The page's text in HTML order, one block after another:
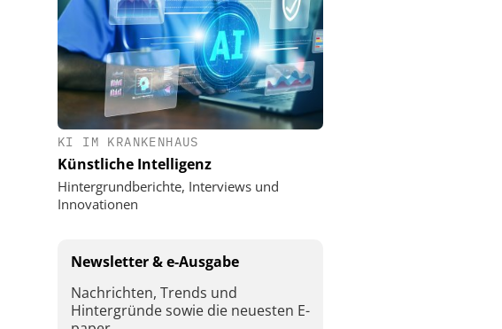
KI IM KRANKENHAUS
Künstliche Intelligenz
Hintergrundberichte, Interviews und
Innovationen
Newsletter & e-Ausgabe
Nachrichten, Trends und
Hintergründe sowie die neuesten E-